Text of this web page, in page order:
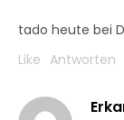
tado heute bei
Like Antworten